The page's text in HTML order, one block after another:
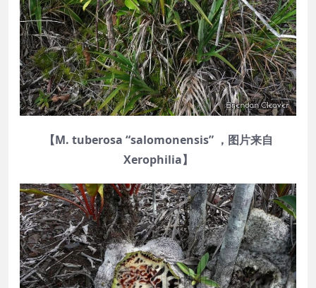
【M. tuberosa “salomonensis” ，图片来自
Xerophilia】